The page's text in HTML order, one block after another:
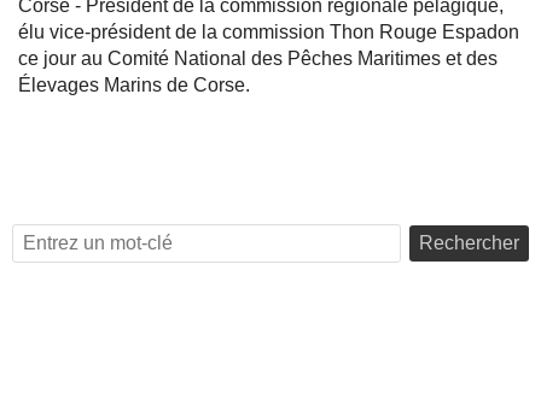
Corse - Président de la commission régionale pélagique,
élu vice-président de la commission Thon Rouge Espadon
ce jour au Comité National des Pêches Maritimes et des
Élevages Marins de Corse.
Rechercher